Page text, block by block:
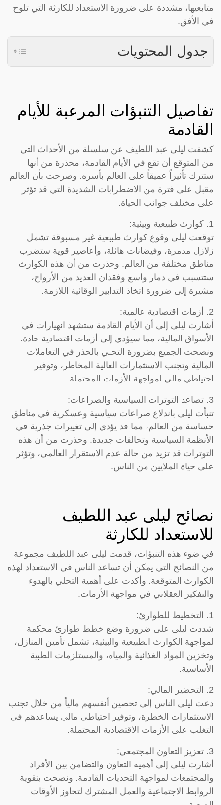
متابعيها، مشددة على ضرورة الاستعداد للكارثة التي تلوح
في الأفق.
جدول المحتويات
تفاصيل التنبؤات المرعبة للأيام
القادمة
كشفت ليلى عبد اللطيف عن سلسلة من الأحداث التي
من المتوقع أن تقع في الأيام القادمة، محذرة من أنها
ستترك تأثيراً عميقاً على العالم بأسره. وصرحت بأن العالم
مقبل على فترة من الاضطرابات الشديدة التي قد تؤثر
على مختلف جوانب الحياة.
1. كوارث طبيعية وبيئية:
توقعت ليلى وقوع كوارث طبيعية غير مسبوقة تشمل
زلازل مدمرة، وفيضانات هائلة، وأعاصير قوية ستضرب
مناطق مختلفة من العالم. وحذرت من أن هذه الكوارث
ستتسبب في دمار واسع وفقدان العديد من الأرواح،
مشيرة إلى ضرورة اتخاذ التدابير الوقائية اللازمة.
2. أزمات اقتصادية عالمية:
أشارت ليلى إلى أن الأيام القادمة ستشهد انهيارات في
الأسواق المالية، مما سيؤدي إلى أزمات اقتصادية حادة.
ونصحت الجميع بضرورة التحلي بالحذر في التعاملات
المالية وتجنب الاستثمارات العالية المخاطر، وتوفير
احتياطي مالي لمواجهة الأزمات المحتملة.
3. تصاعد التوترات السياسية والصراعات:
تنبأت ليلى باندلاع صراعات سياسية وعسكرية في مناطق
حساسة من العالم، مما قد يؤدي إلى تغييرات جذرية في
الأنظمة السياسية وتحالفات جديدة. وحذرت من أن هذه
التوترات قد تزيد من حالة عدم الاستقرار العالمي، وتؤثر
على حياة الملايين من الناس.
نصائح ليلى عبد اللطيف
للاستعداد للكارثة
في ضوء هذه التنبؤات، قدمت ليلى عبد اللطيف مجموعة
من النصائح التي يمكن أن تساعد الناس في الاستعداد لهذه
الكوارث المتوقعة. وأكدت على أهمية التحلي بالهدوء
والتفكير العقلاني في مواجهة الأزمات.
1. التخطيط للطوارئ:
شددت ليلى على ضرورة وضع خطط طوارئ محكمة
لمواجهة الكوارث الطبيعية والبيئية، تشمل تأمين المنازل،
وتخزين المواد الغذائية والمياه، والمستلزمات الطبية
الأساسية.
2. التحضير المالي:
دعت ليلى الناس إلى تحصين أنفسهم مالياً من خلال تجنب
الاستثمارات الخطرة، وتوفير احتياطي مالي يساعدهم في
التغلب على الأزمات الاقتصادية المحتملة.
3. تعزيز التعاون المجتمعي:
أشارت ليلى إلى أهمية التعاون والتضامن بين الأفراد
والمجتمعات لمواجهة التحديات القادمة. ونصحت بتقوية
الروابط الاجتماعية والعمل المشترك لتجاوز الأوقات